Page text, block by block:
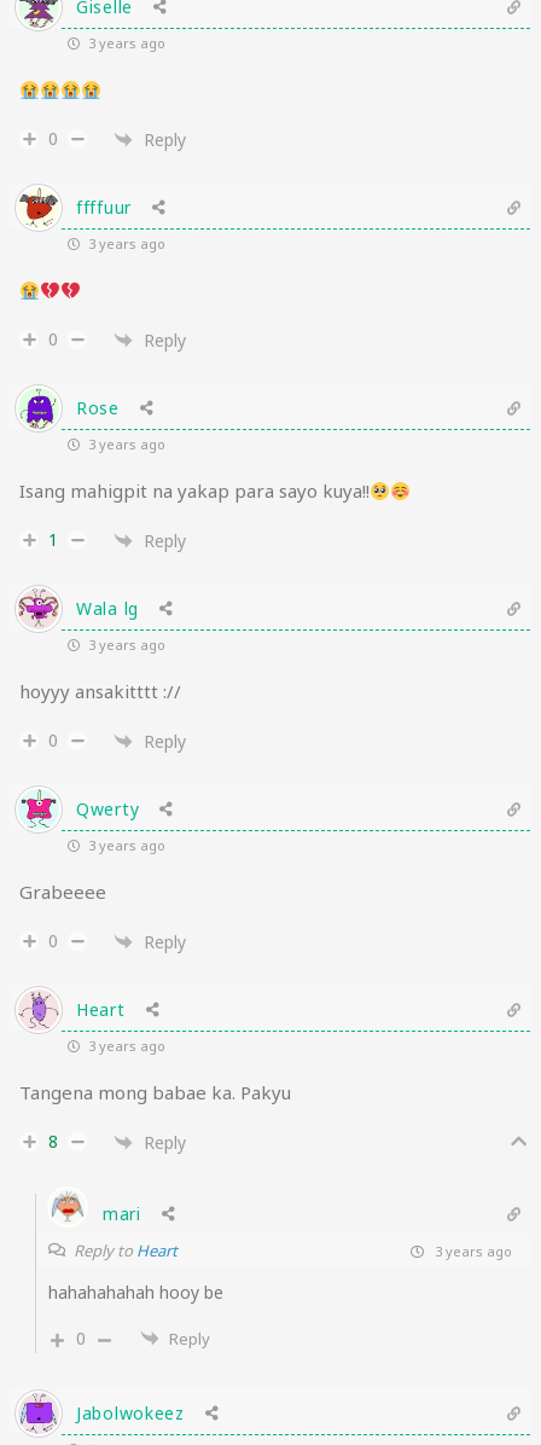
Giselle
3 years ago
0 Reply
ffffuur
3 years ago
0 Reply
Rose
3 years ago
Isang mahigpit na yakap para sayo kuya!!
1 Reply
Wala lg
3 years ago
hoyyy ansakitttt ://
0 Reply
Qwerty
3 years ago
Grabeeee
0 Reply
Heart
3 years ago
Tangena mong babae ka. Pakyu
8 Reply
mari
Reply to Heart 3 years ago
hahahahahah hooy be
0
Reply
Jabolwokeez